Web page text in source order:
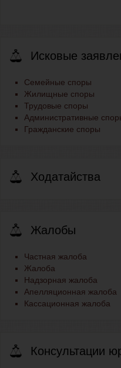
Исковые
Семейные споры
Жилищные споры
Трудовые споры
Административные
Гражданские споры
Ходатайства
Жалобы
Частная жалоба
Жалоба
Надзорная жалоба
Апелляционная жалоба
Кассационная жалоба
Консультации